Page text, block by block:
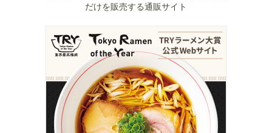
だけを販売する通販サイト